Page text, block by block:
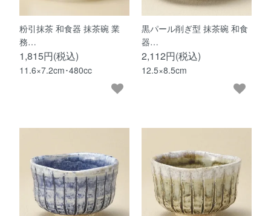
粉引抹茶 和食器 抹茶碗 業
務…
1,815円(税込)
11.6×7.2cm･480cc
黒パール削ぎ型 抹茶碗 和食
器…
2,112円(税込)
12.5×8.5cm